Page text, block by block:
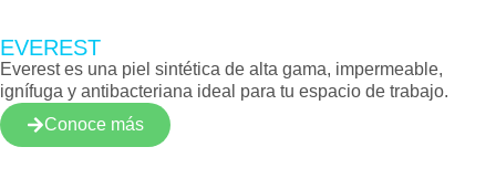
EVEREST
Everest es una piel sintética de alta gama, impermeable,
ignífuga y antibacteriana ideal para tu espacio de trabajo.
Conoce más